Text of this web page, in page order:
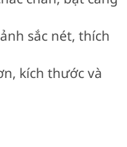
sắc nét, thích
kích thước và